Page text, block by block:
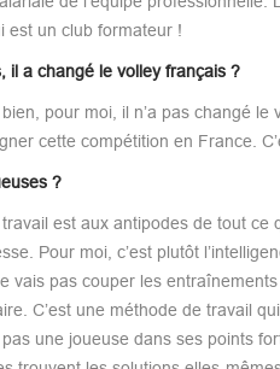
est un club formateur !
il a changé le volley français ?
pour moi, il n’a pas changé
cette compétition en France.
?
est aux antipodes de tout
Pour moi, c’est plutôt
vais pas couper les
C’est une méthode de travail
une joueuse dans ses points